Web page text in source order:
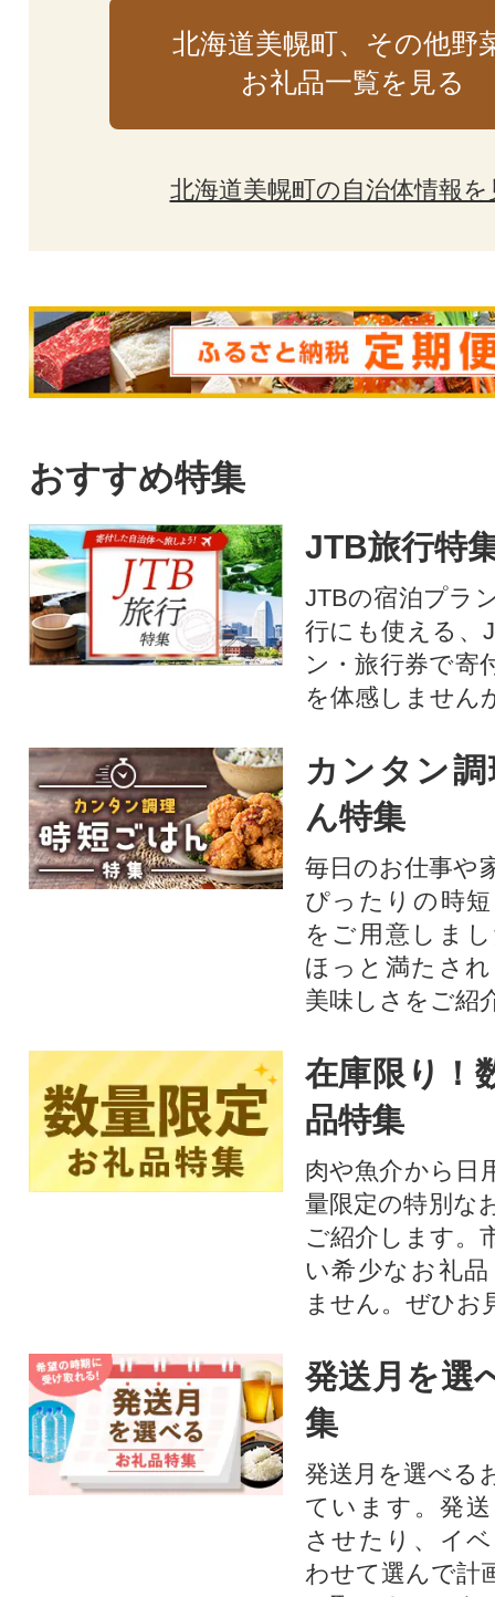
北海道美幌町、その他野
お礼品一覧を見る
北海道美幌町の自治体情報を
おすすめ特集
JTB旅行特
JTBの宿泊プラ
行にも使える、
ン・旅行券で寄
を体感しません
カンタン
ん特集
毎日のお仕事や
ぴったりの時
をご用意しま
ほっと満たさ
美味しさをご紹
在庫限り！
品特集
肉や魚介から日
量限定の特別な
ご紹介します。
い希少なお礼
ません。ぜひお
発送月を選
集
発送月を選べる
ています。発
させたり、イ
わせて選んで計